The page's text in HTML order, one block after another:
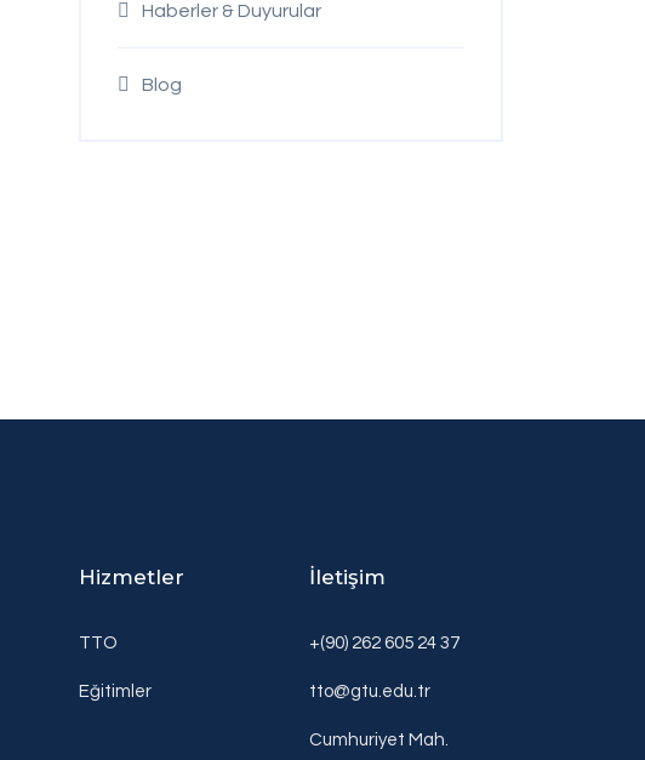
Haberler & Duyurular
Blog
Hizmetler
TTO
Eğitimler
İletişim
+(90) 262 605 24 37
tto@gtu.edu.tr
Cumhuriyet Mah.